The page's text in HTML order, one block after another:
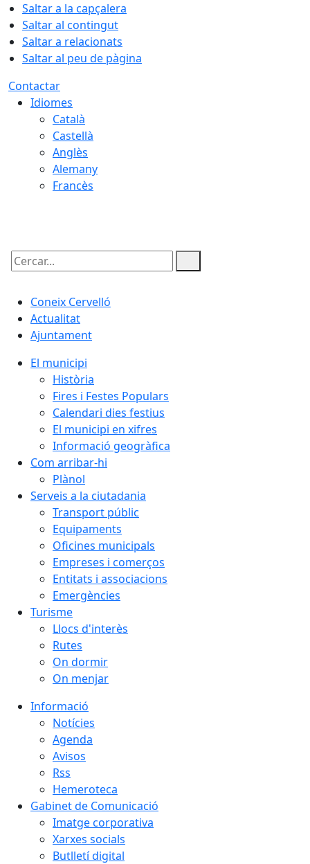
Saltar a la capçalera
Saltar al contingut
Saltar a relacionats
Saltar al peu de pàgina
Contactar
Idiomes
Català
Castellà
Anglès
Alemany
Francès
Cercar:
Coneix Cervelló
Actualitat
Ajuntament
El municipi
Història
Fires i Festes Populars
Calendari dies festius
El municipi en xifres
Informació geogràfica
Com arribar-hi
Plànol
Serveis a la ciutadania
Transport públic
Equipaments
Oficines municipals
Empreses i comerços
Entitats i associacions
Emergències
Turisme
Llocs d'interès
Rutes
On dormir
On menjar
Informació
Notícies
Agenda
Avisos
Rss
Hemeroteca
Gabinet de Comunicació
Imatge corporativa
Xarxes socials
Butlletí digital